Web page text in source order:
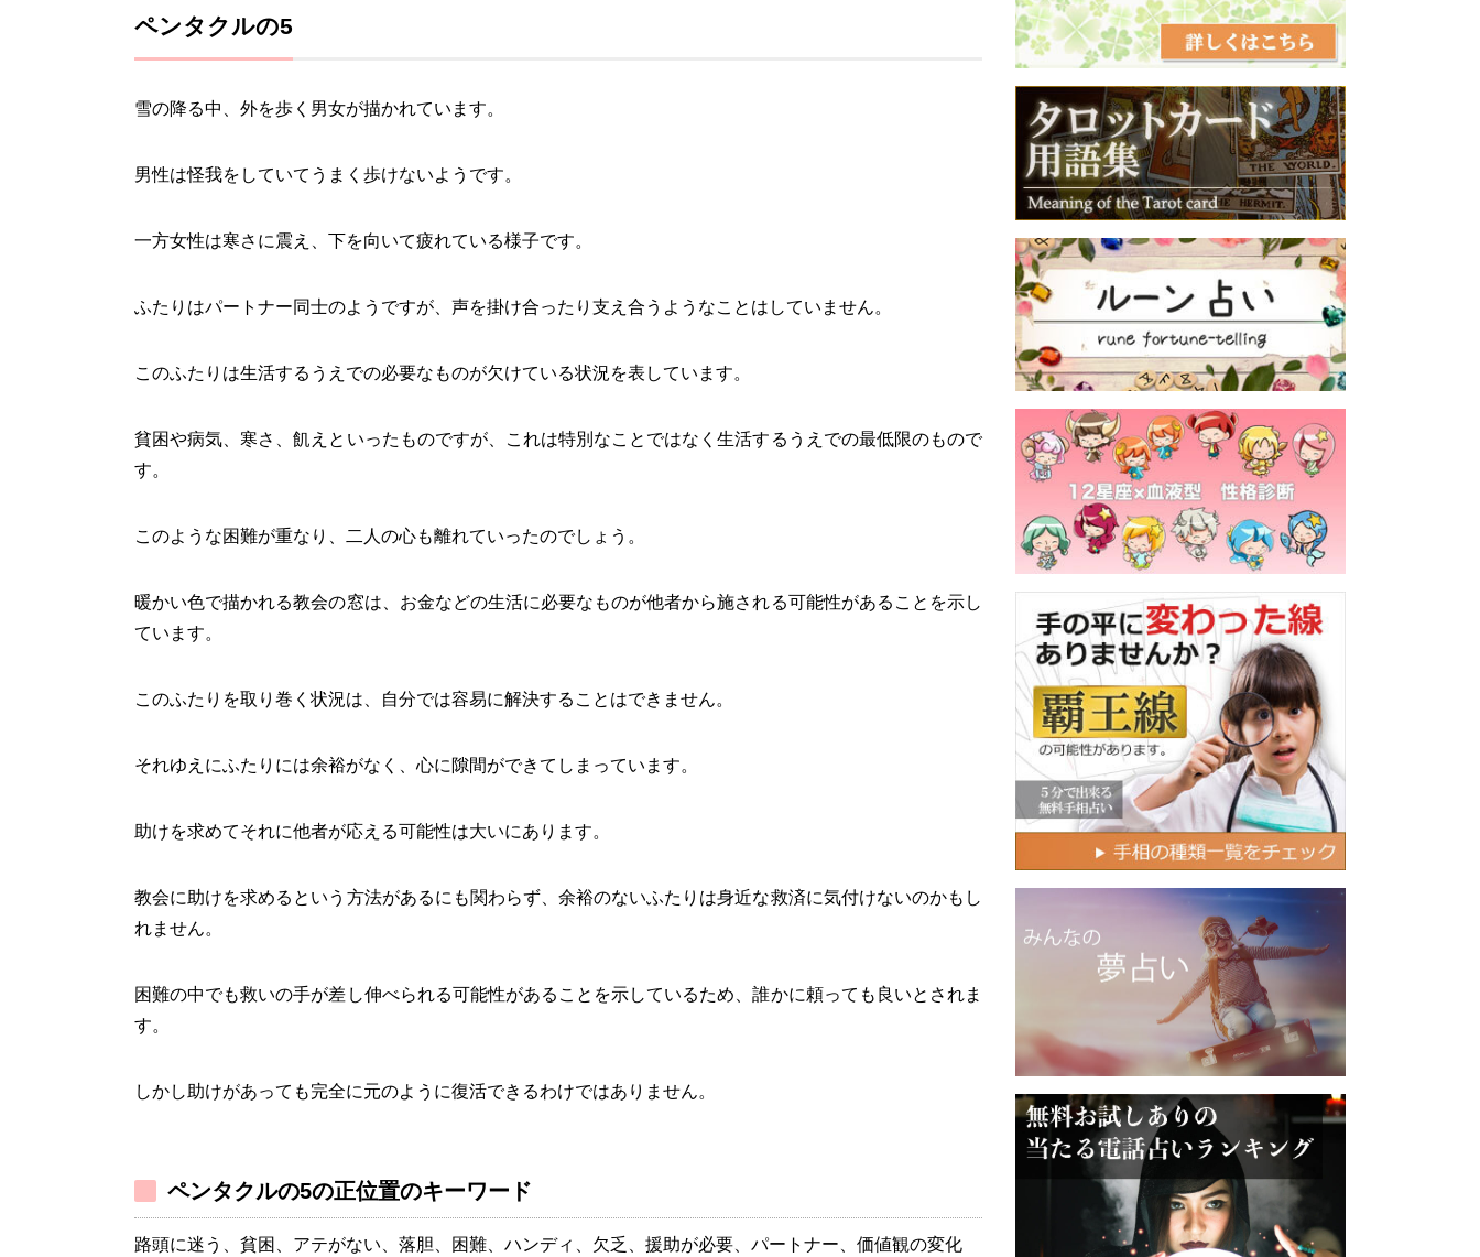
ペンタクルの5
雪の降る中、外を歩く男女が描かれています。
男性は怪我をしていてうまく歩けないようです。
一方女性は寒さに震え、下を向いて疲れている様子です。
ふたりはパートナー同士のようですが、声を掛け合ったり支え合うようなことはしていません。
このふたりは生活するうえでの必要なものが欠けている状況を表しています。
貧困や病気、寒さ、飢えといったものですが、これは特別なことではなく生活するうえでの最低限のもので
す。
このような困難が重なり、二人の心も離れていったのでしょう。
暖かい色で描かれる教会の窓は、お金などの生活に必要なものが他者から施される可能性があることを示し
ています。
このふたりを取り巻く状況は、自分では容易に解決することはできません。
それゆえにふたりには余裕がなく、心に隙間ができてしまっています。
助けを求めてそれに他者が応える可能性は大いにあります。
教会に助けを求めるという方法があるにも関わらず、余裕のないふたりは身近な救済に気付けないのかもし
れません。
困難の中でも救いの手が差し伸べられる可能性があることを示しているため、誰かに頼っても良いとされま
す。
しかし助けがあっても完全に元のように復活できるわけではありません。
ペンタクルの5の正位置のキーワード
路頭に迷う、貧困、アテがない、落胆、困難、ハンディ、欠乏、援助が必要、パートナー、価値観の変化